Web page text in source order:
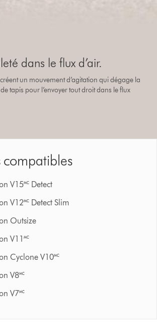
dans le flux d’air.
un mouvement d’agitation qui dégage la
tapis pour l’envoyer tout droit dans le flux
V15🅪 Detect
V12🅪 Detect Slim
Outsize
V11🅪
Cyclone V10🅪
V8🅪
V7🅪